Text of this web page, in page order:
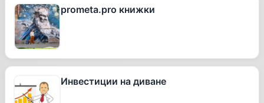
prometa.pro книжки
Инвестиции на диване